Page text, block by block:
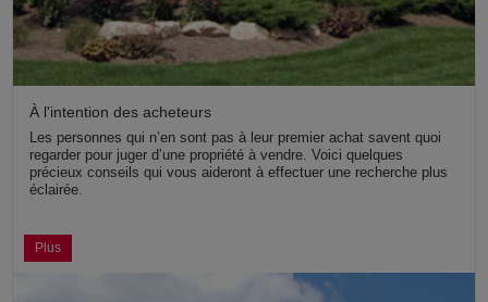
À l'intention des acheteurs
Les personnes qui n’en sont pas à leur premier achat savent quoi
regarder pour juger d’une propriété à vendre. Voici quelques
précieux conseils qui vous aideront à effectuer une recherche plus
éclairée.
Plus